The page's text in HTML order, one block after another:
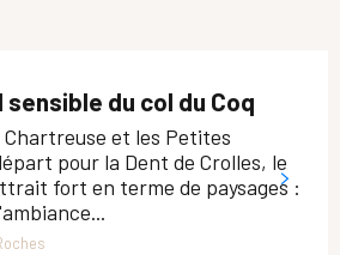
du col du Coq
et les Petites
pour la Dent de Crolles, le
fort en terme de paysages :